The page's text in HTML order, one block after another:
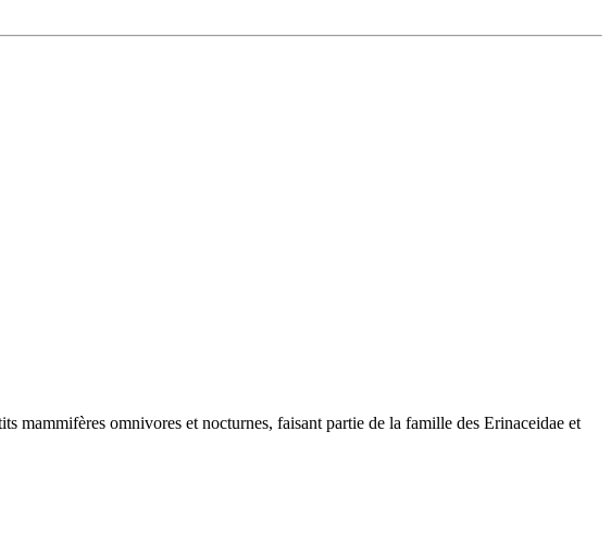
mammifères omnivores et nocturnes, faisant partie de la famille des Erinaceidae et